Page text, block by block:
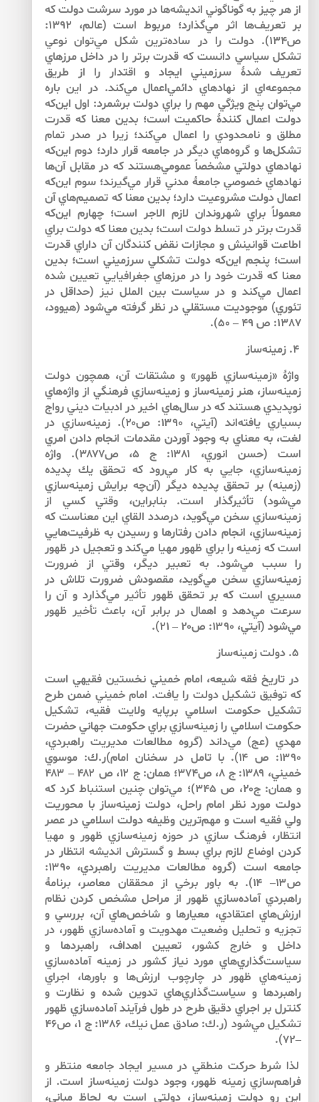
از هر چيز به گوناگوني انديشه‌ها در مورد سرشت دولت كه
بر تعريف‌ها اثر مي‌گذارد؛ مربوط است (عالم، 1392:
ص134). دولت را در ساده‌ترين شكل مي‌توان نوعي
تشكل سياسي دانست كه قدرت برتر را در داخل مرزهاي
تعريف شدۀ سرزميني ايجاد و اقتدار را از طريق
مجموعه‌اي از نهادهاي دائمي‌اعمال مي‌كند. در اين باره
مي‌توان پنج ويژگي مهم را براي دولت برشمرد: اول اين‌كه
دولت اعمال كنندۀ حاكميت است؛ بدين معنا كه قدرت
مطلق و نامحدودي را اعمال مي‌كند؛ زيرا در صدر تمام
تشكل‌ها و گروه‌هاي ديگر در جامعه قرار دارد؛ دوم اين‌كه
نهادهاي دولتي مشخصاً عمومي‌هستند كه در مقابل آن‌ها
نهادهاي خصوصي جامعۀ مدني قرار مي‌گيرند؛ سوم اين‌كه
اعمال دولت مشروعيت دارد؛ بدين معنا كه تصميم‌هاي آن
معمولاً براي شهروندان لازم الاجر است؛ چهارم اين‌كه
قدرت برتر در تسلط دولت است؛ بدين معنا كه دولت براي
اطاعت قوانينش و مجازات نقض كنندگان آن داراي قدرت
است؛ پنجم اين‌كه دولت تشكلي سرزميني است؛ بدين
معنا كه قدرت خود را در مرزهاي جغرافيايي تعيين شده
اعمال مي‌كند و در سياست بين الملل نيز (حداقل در
تئوري) موجوديت مستقلي در نظر گرفته مي‌شود (هيوود،
1387: ص 49 – 50).
۴. زمينه‌ساز
واژۀ «زمينه‌سازي ظهور» و مشتقات آن، همچون دولت
زمينه‌ساز، هنر زمينه‌ساز و زمينه‌سازي فرهنگي از واژه‌هاي
نوپديدي هستند كه در سال‌هاي اخير در ادبيات ديني رواج
بسياري يافته‌اند (آيتي، ۱۳۹۰: ص۲۰). زمينه‌سازي در
لغت، به معناي به وجود آوردن مقدمات انجام دادن امري
است (حسن انوري، ۱۳۸۱: ج ۵، ص۳۸۷۷). واژه
زمينه‌سازي، جايي به كار مي‌رود كه تحقق يك پديده
(زمينه) بر تحقق پديده ديگر (آن‌‌چه برايش زمينه‌سازي
مي‌شود) تأثيرگذار است. بنابراين، وقتي كسي از
زمينه‌سازي سخن مي‌گويد، درصدد القاي اين معناست كه
زمينه‌سازي، انجام دادن رفتارها و رسيدن به ظرفيت‌هايي
است كه زمينه را براي ظهور مهيا مي‌كند و تعجيل در ظهور
را سبب مي‌شود. به تعبير ديگر، وقتي از ضرورت
زمينه‌سازي سخن مي‌گويد، مقصودش ضرورت تلاش در
مسيري است كه بر تحقق ظهور تأثير مي‌گذارد و آن را
سرعت مي‌دهد و اهمال در برابر آن، باعث تأخير ظهور
مي‌شود (آيتي، ۱۳۹۰: ص۲۰ – ۲۱).
۵. دولت زمينه‌ساز
در تاريخ فقه شيعه، امام خميني نخستين فقيهي است
كه توفيق تشكيل دولت را يافت. امام خميني ضمن طرح
تشكيل حكومت اسلامي ‌برپايه ولايت فقيه، تشكيل
حكومت اسلامي ‌را زمينه‌سازي براي حكومت جهاني حضرت
مهدي (عج) مي‌داند (گروه مطالعات مديريت راهبردي،
۱۳۹۰: ص ۱۴). با تامل در سخنان امام)ر.ك: موسوي
خميني، ۱۳۸۹: ج ۸، ص۳۷۴؛ همان: ج ۱۲، ص ۴۸۲ – ۴۸۳
و همان: ج۲۰، ص ۳۴۵)؛ مي‌‌توان چنين استنباط كرد كه
دولت مورد نظر امام راحل، دولت زمينه‌ساز با محوريت
ولي فقيه است و مهم‌‎ترين وظيفه دولت اسلامي‌ در عصر
انتظار، فرهنگ سازي در حوزه زمينه‌سازي ظهور و مهيا
كردن اوضاع لازم براي بسط و گسترش انديشه انتظار در
جامعه است (گروه مطالعات مديريت راهبردي، ۱۳۹۰:
ص۱۳– ۱۴). به باور برخي از محققان معاصر، برنامۀ
راهبردي آماده‌سازي ظهور از مراحل مشخص كردن نظام
ارزش‌هاي اعتقادي، معيارها و شاخص‌هاي آن، بررسي و
تجزيه و تحليل وضعيت مهدويت و آماده‌سازي ظهور، در
داخل و خارج كشور، تعيين اهداف، راهبردها و
سياست‌گذاري‌هاي مورد نياز كشور در زمينه آماده‌سازي
زمينه‌هاي ظهور در چارچوب ارزش‌ها و باورها، اجراي
راهبردها و سياست‌گذاري‌هاي تدوين شده و نظارت و
كنترل بر اجراي دقيق طرح در طول فرآيند آماده‌سازي ظهور
تشكيل مي‌شود (ر.ك: صادق عمل نيك، ۱۳۸۶: ج ۱، ص۴۶
–۷۲).
لذا شرط حركت منطقي در مسير ايجاد جامعه منتظر و
فراهم‌سازي زمينه ظهور، وجود دولت زمينه‌ساز است. از
اين رو دولت زمينه‌ساز، دولتي است به لحاظ مباني،